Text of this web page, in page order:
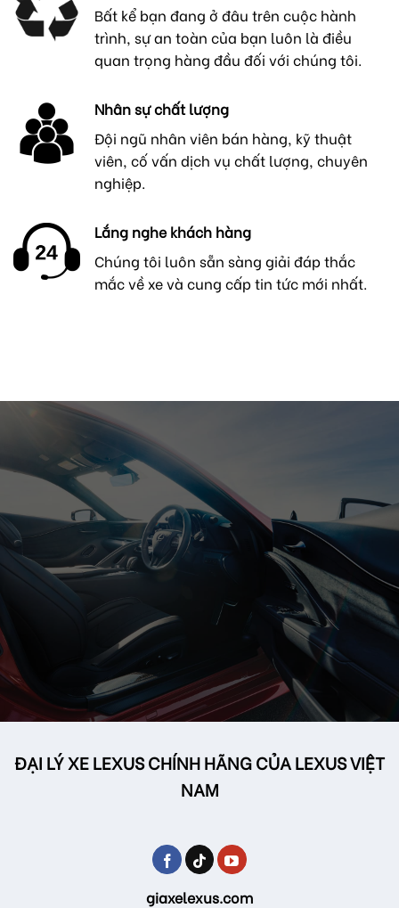
Bất kể bạn đang ở đâu trên cuộc hành
trình, sự an toàn của bạn luôn là điều
quan trọng hàng đầu đối với chúng tôi.
Nhân sự chất lượng
Đội ngũ nhân viên bán hàng, kỹ thuật
viên, cố vấn dịch vụ chất lượng, chuyên
nghiệp.
Lắng nghe khách hàng
Chúng tôi luôn sẵn sàng giải đáp thắc
mắc về xe và cung cấp tin tức mới nhất.
ĐẠI LÝ XE LEXUS CHÍNH HÃNG CỦA LEXUS VIỆT
NAM
giaxelexus.com